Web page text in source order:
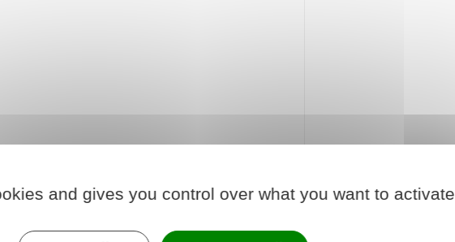
(Basu)
unepersonne morale doit transmettre
and gives you control over what you want to activate